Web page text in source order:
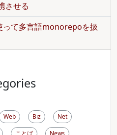
させる
て多言語monorepoを扱
Web Biz
Net
ことば
News